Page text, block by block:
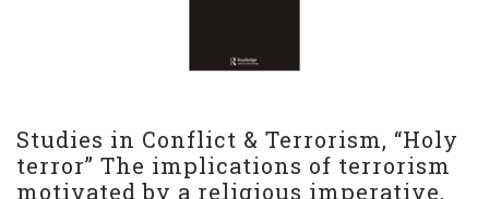
Studies in Conflict & Terrorism, “Holy
terror” The implications of terrorism
motivated by a religious imperative,